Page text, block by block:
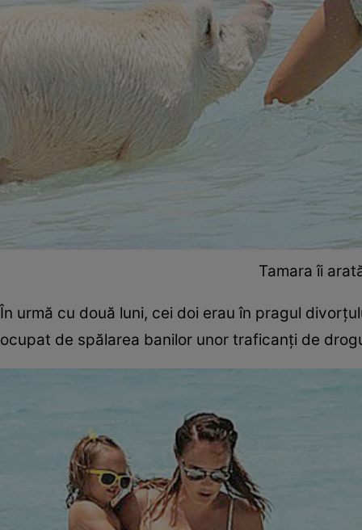
Tamara îi
În urmă cu două luni, cei doi erau în pragul
ocupat de spălarea banilor unor traficanţi de